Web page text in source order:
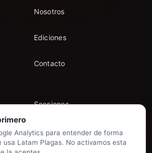
Analytics para entender de forma
usa Latam Plagas. No activamos esta
Nosotros
Ediciones
Contacto
Secciones
Buscar en el archivo